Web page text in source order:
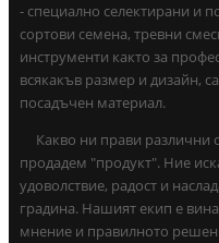
- специално селектирани и
сортови семена, тревни
инструменти както за
всякакъв размер и дизайн,
посадъчен материал.
Какво ни прави различни
продадем "продукт". Ние
удоволствие, радост и
градина. Нашият екип е
мнение и правилното